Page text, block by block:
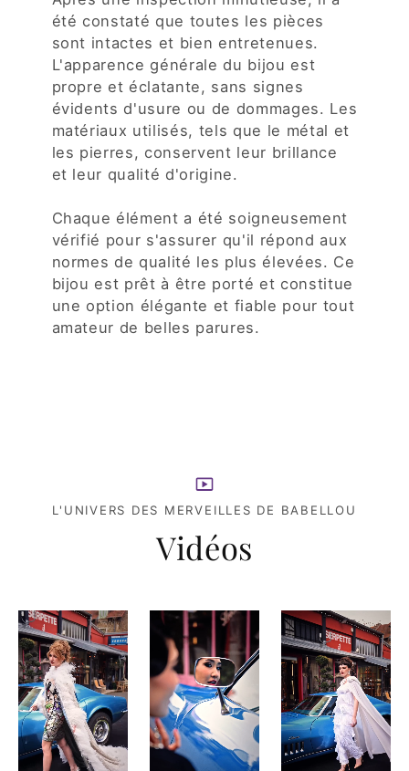
été constaté que toutes les pièces
sont intactes et bien entretenues.
L'apparence générale du bijou est
propre et éclatante, sans signes
évidents d'usure ou de dommages. Les
matériaux utilisés, tels que le métal et
les pierres, conservent leur brillance
et leur qualité d'origine.
Chaque élément a été soigneusement
vérifié pour s'assurer qu'il répond aux
normes de qualité les plus élevées. Ce
bijou est prêt à être porté et constitue
une option élégante et fiable pour tout
amateur de belles parures.
L'UNIVERS DES MERVEILLES DE BABELLOU
Vidéos